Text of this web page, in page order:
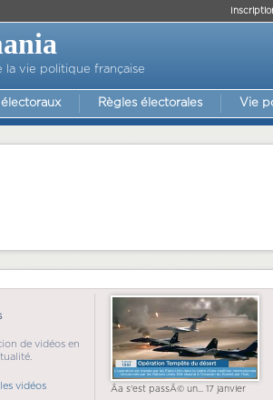
la vie politique française
électoraux Règles électorales Vie
de vidéos en
vidéos Ãa s'est passÃ© un... 17 janvier